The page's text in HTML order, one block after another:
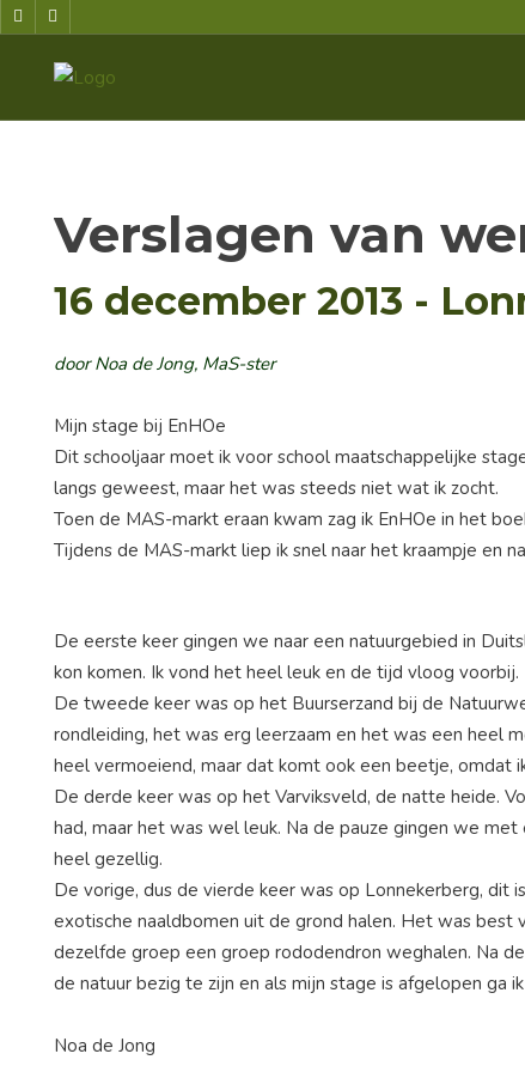
Verslagen van
16 december 2013 -
door Noa de Jong, MaS-ster
Mijn stage bij EnHOe
Dit schooljaar moet ik voor school maatschappelijke
langs geweest, maar het was steeds niet wat ik zocht.
Toen de MAS-markt eraan kwam zag ik EnHOe in het
Tijdens de MAS-markt liep ik snel naar het kraampje en
De eerste keer gingen we naar een natuurgebied in
kon komen. Ik vond het heel leuk en de tijd vloog voorbij.
De tweede keer was op het Buurserzand bij de
rondleiding, het was erg leerzaam en het was een heel
heel vermoeiend, maar dat komt ook een beetje, omdat
De derde keer was op het Varviksveld, de natte heide.
had, maar het was wel leuk. Na de pauze gingen we
heel gezellig.
De vorige, dus de vierde keer was op Lonnekerberg, dit
exotische naaldbomen uit de grond halen. Het was
dezelfde groep een groep rododendron weghalen. Na
de natuur bezig te zijn en als mijn stage is afgelopen ga
Noa de Jong